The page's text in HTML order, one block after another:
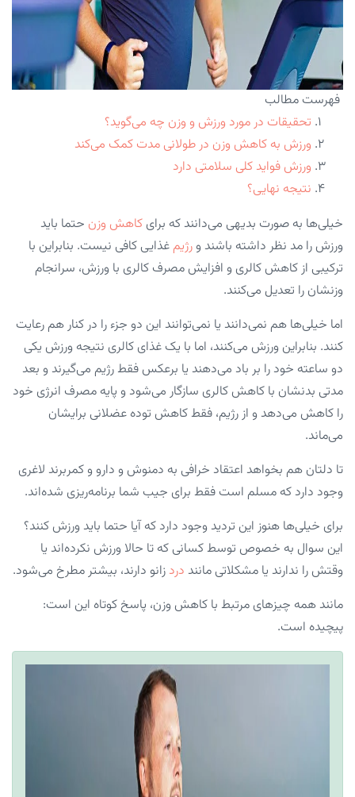
فهرست مطالب
تحقیقات در مورد ورزش و وزن چه می‌گوید؟
ورزش به کاهش وزن در طولانی مدت کمک می‌کند
ورزش فواید کلی سلامتی دارد
نتیجه نهایی؟
خیلی‌ها به صورت بدیهی می‌دانند که برای کاهش وزن حتما باید
ورزش را مد نظر داشته باشند و رژیم غذایی کافی نیست. بنابراین با
ترکیبی از کاهش کالری و افزایش مصرف کالری با ورزش، سرانجام
وزنشان را تعدیل می‌کنند.
اما خیلی‌ها هم نمی‌دانند یا نمی‌توانند این دو جزء را در کنار هم رعایت
کنند. بنابراین ورزش می‌کنند، اما با یک غذای کالری نتیجه ورزش یکی
دو ساعته خود را بر باد می‌دهند یا برعکس فقط رژیم می‌گیرند و بعد
مدتی بدنشان با کاهش کالری سازگار می‌شود و پایه مصرف انرژی خود
را کاهش می‌دهد و از رژیم، فقط کاهش توده عضلانی برایشان
می‌ماند.
تا دلتان هم بخواهد اعتقاد خرافی به دمنوش و دارو و کمربرند لاغری
وجود دارد که مسلم است فقط برای جیب شما برنامه‌ریزی شده‌اند.
برای خیلی‌ها هنوز این تردید وجود دارد که آیا حتما باید ورزش کنند؟
این سوال به خصوص توسط کسانی که تا حالا ورزش نکرده‌اند یا
وقتش را ندارند یا مشکلاتی مانند درد زانو دارند، بیشتر مطرخ می‌شود.
مانند همه چیز‌های مرتبط با کاهش وزن، پاسخ کوتاه این است:
پیچیده است.